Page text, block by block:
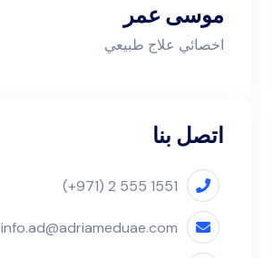
موسى عمر
اخصائي علاج طبيعي
اتصل بنا
(+971) 2 555 1551
info.ad@adriameduae.com